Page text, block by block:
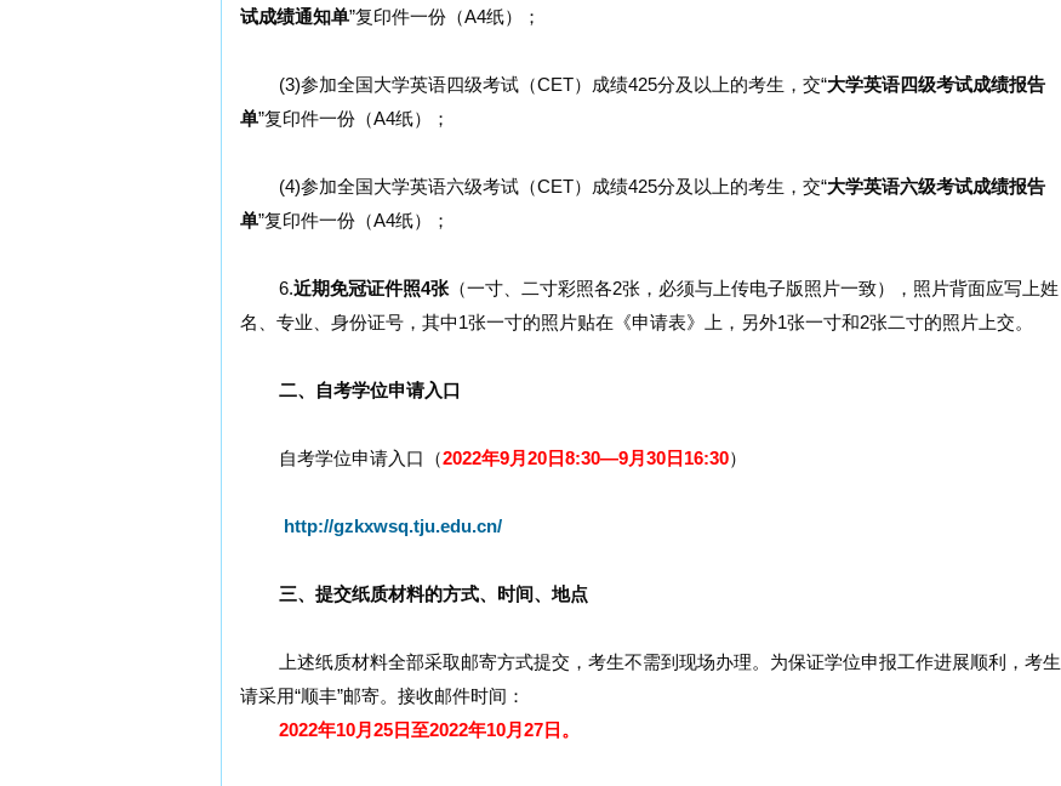
试成绩通知单”复印件一份（A4纸）；
(3)参加全国大学英语四级考试（CET）成绩425分及以上的考生，交“大学英语四级考试成绩报告
单”复印件一份（A4纸）；
(4)参加全国大学英语六级考试（CET）成绩425分及以上的考生，交“大学英语六级考试成绩报告
单”复印件一份（A4纸）；
6.近期免冠证件照4张 （一寸、二寸彩照各2张，必须与上传电子版照片一致），照片背面应写上姓
名、专业、身份证号，其中1张一寸的照片贴在《申请表》上，另外1张一寸和2张二寸的照片上交。
二、自考学位申请入口
自考学位申请入口（2022年9月20日8:30—9月30日16:30）
http://gzkxwsq.tju.edu.cn/
三、提交纸质材料的方式、时间、地点
上述纸质材料全部采取邮寄方式提交，考生不需到现场办理。为保证学位申报工作进展顺利，考生
请采用“顺丰”邮寄。接收邮件时间：
2022年10月25日至2022年10月27日。